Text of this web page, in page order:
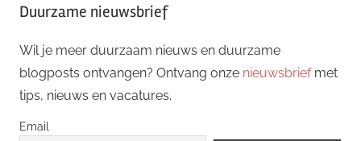
Duurzame nieuwsbrief
Wil je meer duurzaam nieuws en duurzame
blogposts ontvangen? Ontvang onze nieuwsbriefmet
tips, nieuws en vacatures.
Email